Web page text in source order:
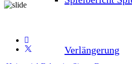
Verlängerung